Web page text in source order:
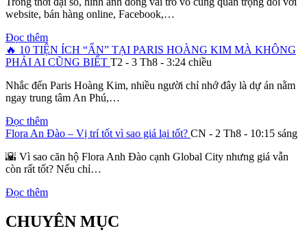
website, bán hàng online, Facebook,…
Đọc thêm
🔥 10 TIỆN ÍCH “ẨN” TẠI PARIS HOÀNG KIM MÀ KHÔNG
PHẢI AI CŨNG BIẾT T2 - 3 Th8 - 3:24 chiều
Nhắc đến Paris Hoàng Kim, nhiều người chỉ nhớ đây là dự án nằm
ngay trung tâm An Phú,…
Đọc thêm
Flora An Đào – Vị trí tốt vì sao giá lại tốt? CN - 2 Th8 - 10:15 sáng
🌇 Vì sao căn hộ Flora Anh Đào cạnh Global City nhưng giá vẫn
còn rất tốt? Nếu chỉ…
Đọc thêm
CHUYÊN MỤC